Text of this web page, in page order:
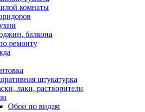
комнаты
балкона
ремонту
штукатурка
лаки, растворители
Обои по видам